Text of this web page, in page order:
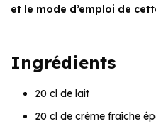
et le mode d’emploi de
Ingrédients
20 cl de lait
20 cl de crème fraîche